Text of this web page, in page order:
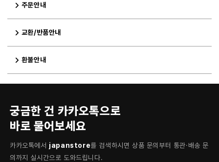
주문안내
교환/반품안내
환불안내
궁금한 건 카카오톡으로
바로 물어보세요
카카오톡에서 japanstore를 검색하시면 상품 문의부터 통관·배송 문
의까지 실시간으로 도와드립니다.